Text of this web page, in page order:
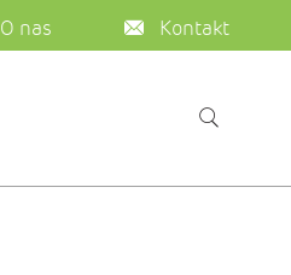
O nas Kontakt